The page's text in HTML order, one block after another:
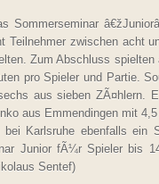
Sommerseminar
zwischen acht
Zum Abschluss spielten
pro Spieler und Partie.
aus sieben ZÃ¤hlern.
aus Emmendingen mit
Karlsruhe ebenfalls ein
Junior fÃ¼r Spieler bis
Sentef)